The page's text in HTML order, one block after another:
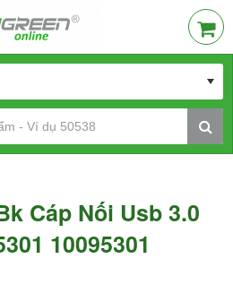
Cáp Nối Usb 3.0
10095301